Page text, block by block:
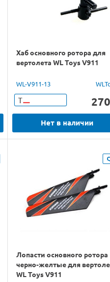
Хаб основного ротора для
вертолета WL Toys V911
WL-V911-13
Т 270
Нет в наличии
Лопасти основного ротора
черно-желтые для
WL Toys V911